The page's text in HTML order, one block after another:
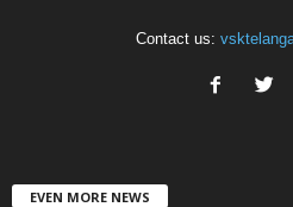
Contact us:
EVEN MORE NEWS